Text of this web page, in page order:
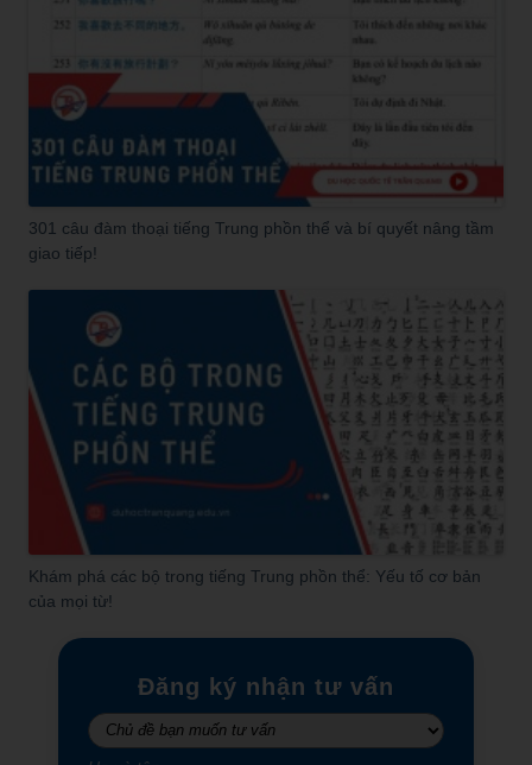
301 câu đàm thoại tiếng Trung phồn thể và bí quyết nâng tầm
giao tiếp!
Khám phá các bộ trong tiếng Trung phồn thể: Yếu tố cơ bản
của mọi từ!
Đăng ký nhận tư vấn